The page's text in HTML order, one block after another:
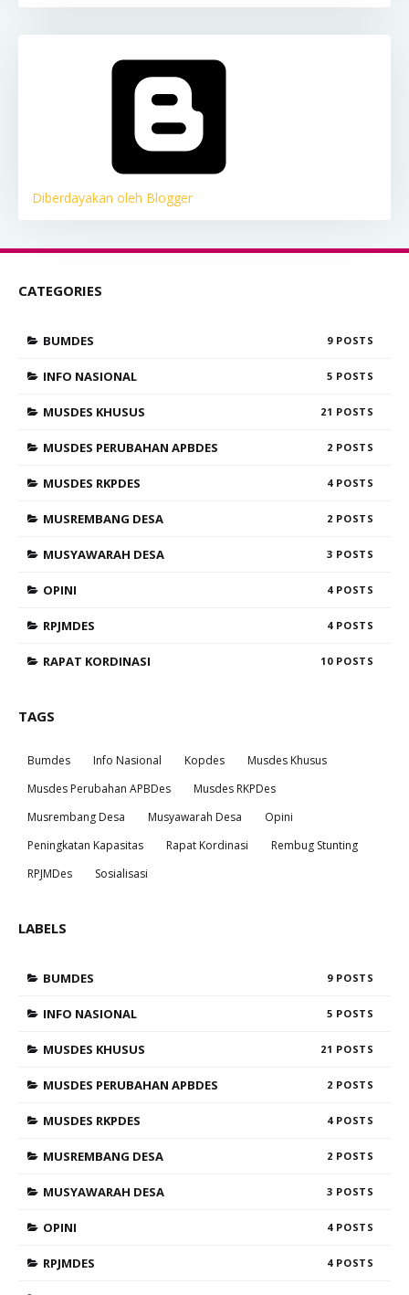
Diberdayakan oleh Blogger
CATEGORIES
BUMDES 9
INFO NASIONAL 5
MUSDES KHUSUS 21
MUSDES PERUBAHAN APBDES 2
MUSDES RKPDES 4
MUSREMBANG DESA 2
MUSYAWARAH DESA 3
OPINI 4
RPJMDES 4
RAPAT KORDINASI 10
TAGS
Bumdes Info Nasional Kopdes
Musdes Khusus
Musdes Perubahan APBDes
Musdes RKPDes
Musrembang Desa
Musyawarah Desa
Opini
Peningkatan Kapasitas
Rapat Kordinasi
Rembug Stunting
RPJMDes
Sosialisasi
LABELS
BUMDES 9
INFO NASIONAL 5
MUSDES KHUSUS 21
MUSDES PERUBAHAN APBDES 2
MUSDES RKPDES 4
MUSREMBANG DESA 2
MUSYAWARAH DESA 3
OPINI 4
RPJMDES 4